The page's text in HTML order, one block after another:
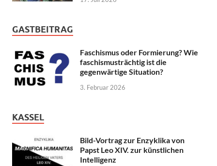
GASTBEITRAG
Faschismus oder Formierung? Wie
faschismusträchtig ist die
gegenwärtige Situation?
3. Februar 2026
KASSEL
Bild-Vortrag zur Enzyklika von
Papst Leo XIV. zur künstlichen
Intelligenz